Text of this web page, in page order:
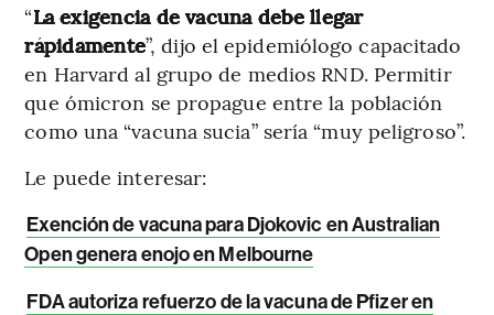
“La exigencia de vacuna debe llegar
rápidamente”, dijo el epidemiólogo capacitado
en Harvard al grupo de medios RND. Permitir
que ómicron se propague entre la población
como una “vacuna sucia” sería “muy peligroso”.
Le puede interesar:
Exención de vacuna para Djokovic en Australian
Open genera enojo en Melbourne
FDA autoriza refuerzo de la vacuna de Pfizer en